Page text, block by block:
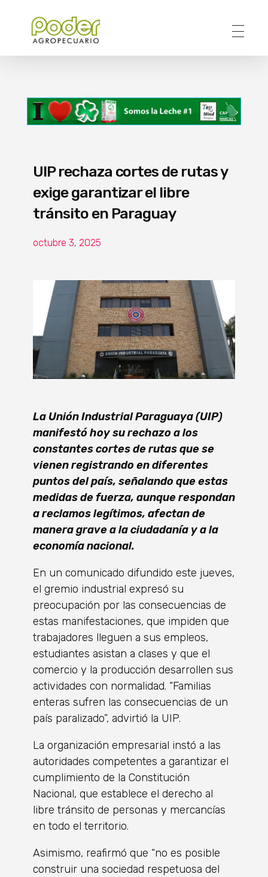
UIP rechaza cortes de rutas y
exige garantizar el libre
tránsito en Paraguay
octubre 3, 2025
La Unión Industrial Paraguaya (UIP)
manifestó hoy su rechazo a los
constantes cortes de rutas que se
vienen registrando en diferentes
puntos del país, señalando que estas
medidas de fuerza, aunque respondan
a reclamos legítimos, afectan de
manera grave a la ciudadanía y a la
economía nacional.
En un comunicado difundido este jueves,
el gremio industrial expresó su
preocupación por las consecuencias de
estas manifestaciones, que impiden que
trabajadores lleguen a sus empleos,
estudiantes asistan a clases y que el
comercio y la producción desarrollen sus
actividades con normalidad. “Familias
enteras sufren las consecuencias de un
país paralizado”, advirtió la UIP.
La organización empresarial instó a las
autoridades competentes a garantizar el
cumplimiento de la Constitución
Nacional, que establece el derecho al
libre tránsito de personas y mercancías
en todo el territorio.
Asimismo, reafirmó que “no es posible
construir una sociedad respetuosa del